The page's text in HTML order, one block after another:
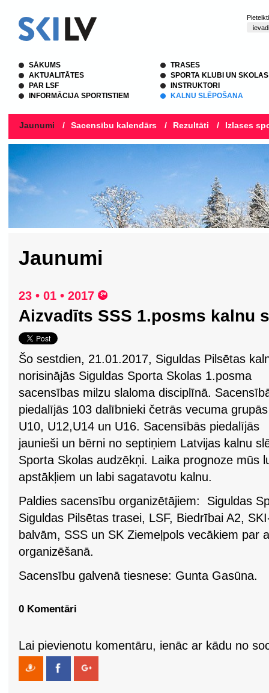
SĀKUMS
AKTUALITĀTES
PAR LSF
INFORMĀCIJA SPORTISTIEM
TRASES
SPORTA KLUBI UN SKOLAS
INSTRUKTORI
KALNU SLĒPOŠANA
Jaunumi / Sacensību kalendārs / Rezultāti / Izlases
Jaunumi
23 • 01 • 2017
Aizvadīts SSS 1.posms kalnu
Šo sestdien, 21.01.2017, Siguldas Pilsētas
norisinājās Siguldas Sporta Skolas 1.posma
sacensības milzu slaloma disciplīnā.
piedalījās 103 dalībnieki četrās vecuma
U10, U12,U14 un U16. Sacensībās piedalījās
jaunieši un bērni no septiņiem Latvijas kalnu
Sporta Skolas audzēkņi. Laika prognoze mūs
apstākļiem un labi sagatavotu kalnu.
Paldies sacensību organizētājiem: Siguldas
Siguldas Pilsētas trasei, LSF, Biedrībai A2,
balvām, SSS un SK Ziemeļpols vecākiem par
organizēšanā.
Sacensību galvenā tiesnese: Gunta Gasūna.
0 Komentāri
Lai pievienotu komentāru, ienāc ar kādu no